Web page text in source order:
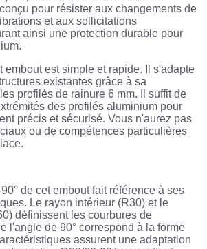
pour résister aux changements de
et aux sollicitations
ainsi une protection durable pour
embout est simple et rapide. Il s'adapte
existantes grâce à sa
profilés de rainure 6 mm. Il suffit de
des profilés aluminium pour
précis et sécurisé. Vous n'aurez pas
ou de compétences particulières
de cet embout fait référence à ses
Le rayon intérieur (R30) et le
définissent les courbures de
l'angle de 90° correspond à la forme
assurent une adaptation